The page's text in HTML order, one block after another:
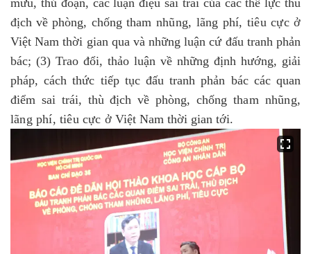
địch về phòng, chống tham nhũng, lãng phí, tiêu cựcở
Việt Nam thời gian qua và những luận cứ đấu tranh phản
bác; (3) Trao đổi, thảo luận về những định hướng, giải
pháp, cách thức tiếp tục đấu tranh phản bác các quan
điểm sai trái, thù địch về phòng, chống tham nhũng,
lãng phí, tiêu cực ở Việt Nam thời gian tới.